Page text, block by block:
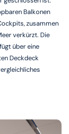
Balkonen
zusammen
verkürzt. Die
über eine
Deckdeck